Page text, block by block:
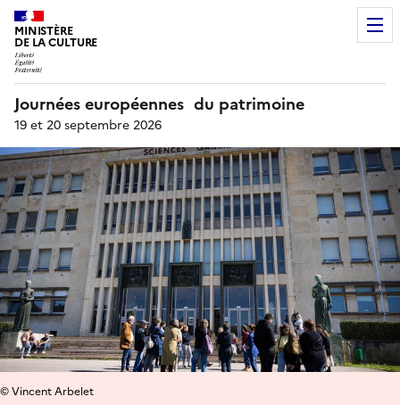
MINISTÈRE
DE LA CULTURE
Journées européennes du patrimoine
19 et 20 septembre 2026
© Vincent Arbelet